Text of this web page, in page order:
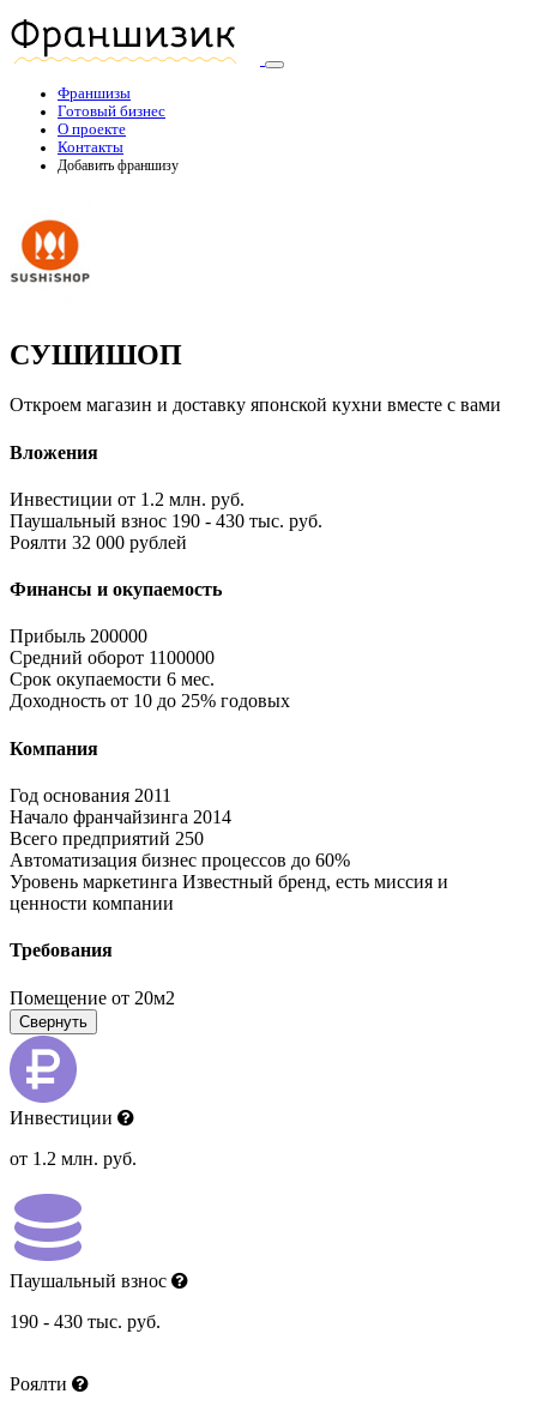
Франшизы
Готовый бизнес
О проекте
Контакты
Добавить франшизу
СУШИШОП
Откроем магазин и доставку японской кухни вместе с вами
Вложения
Инвестиции от 1.2 млн. руб.
Паушальный взнос 190 - 430 тыс. руб.
Роялти 32 000 рублей
Финансы и окупаемость
Прибыль 200000
Средний оборот 1100000
Срок окупаемости 6 мес.
Доходность от 10 до 25% годовых
Компания
Год основания 2011
Начало франчайзинга 2014
Всего предприятий 250
Автоматизация бизнес процессов до 60%
Уровень маркетинга Известный бренд, есть миссия и
ценности компании
Требования
Помещение от 20м2
Свернуть
Инвестиции
от 1.2 млн. руб.
Паушальный взнос
190 - 430 тыс. руб.
Роялти